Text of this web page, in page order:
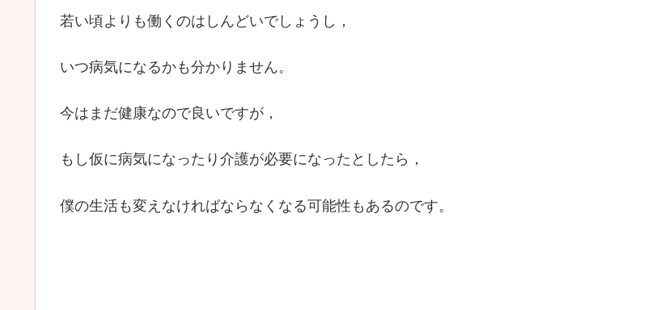
若い頃よりも働くのはしんどいでしょうし，
いつ病気になるかも分かりません。
今はまだ健康なので良いですが，
もし仮に病気になったり介護が必要になったとしたら，
僕の生活も変えなければならなくなる可能性もあるのです。